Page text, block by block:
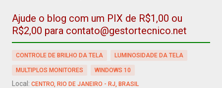
Ajude o blog com um PIX de R$1,00 ou
R$2,00 para contato@gestortecnico.net
CONTROLE DE BRILHO DA TELA LUMINOSIDADE DA TELA
MULTIPLOS MONITORES WINDOWS 10
Local: CENTRO, RIO DE JANEIRO - RJ, BRASIL